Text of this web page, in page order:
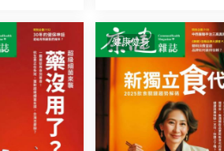
健康健身